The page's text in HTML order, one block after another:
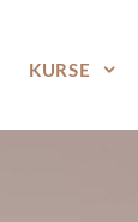
KURSE